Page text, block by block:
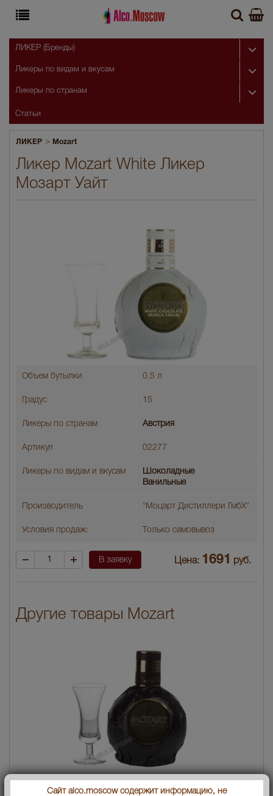
ЛИКЕР > Mozart
Ликер Mozart White Ликер
Мозарт Уайт
Объем бутылки 0.5 л
Градус 15
Ликеры по странам Австрия
Артикул 02277
Ликеры по видам и вкусам
Шоколадные
Ванильные
Производитель "Моцарт Дистиллери ГмбХ"
Условия продаж: Только самовывоз
В заявку Цена: 1691 руб.
Другие товары Mozart
Ликер Mozart dark chocolate Ликер Мозарт с черным шоколадом
ЛИКЕР (Бренды)
Ликеры по видам и вкусам
Ликеры по странам
Статьи
Сайт alco.moscow содержит информацию, не